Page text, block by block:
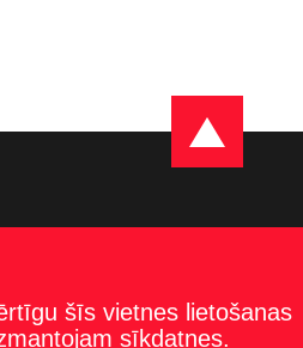
šīs vietnes lietošanas
sīkdatnes.